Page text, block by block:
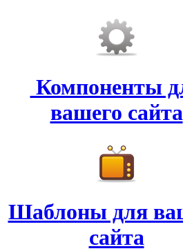
Компоненты
вашего сайта
Шаблоны для
сайта